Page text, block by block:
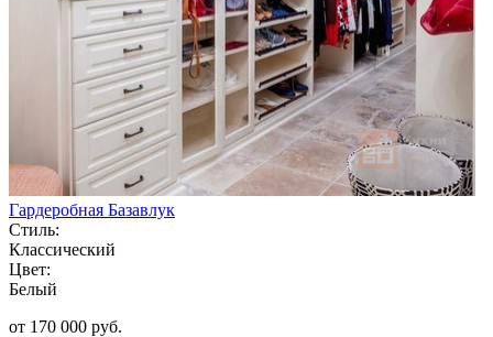
Гардеробная Базавлук
Стиль:
Классический
Цвет:
Белый
от 170 000 руб.